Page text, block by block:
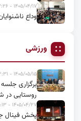
۱۴۰۵/۰۴/۱۷ - ۱۳:۲۶
وداع
ورزشی
۱۴۰۵/۰۵/۱۵ - ۱۲:۳۱
برگزاری
روستایی در
۱۴۰۵/۰۴/۲۷ - ۱۵:۱۳
پخش فینال جام جهانی ۲۰۲۶